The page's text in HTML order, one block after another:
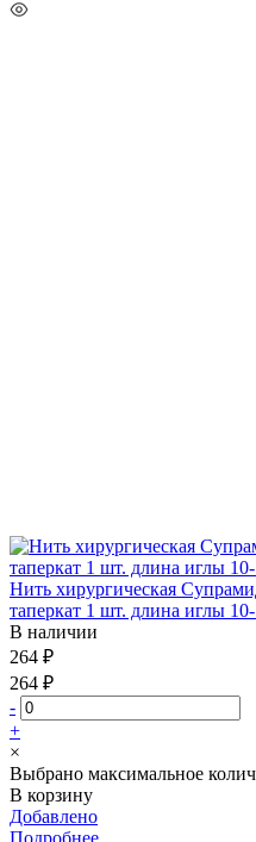
Нить хирургическая
таперкат 1 шт. длина иглы
В наличии
264 ₽
264 ₽
-
+
×
Выбрано максимальное
В корзину
Добавлено
Подробнее